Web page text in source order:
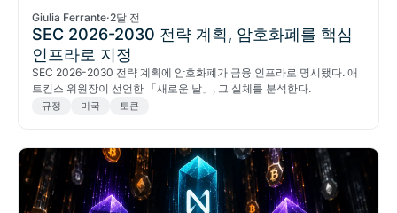
Giulia Ferrante·2달 전
SEC 2026-2030 전략 계획, 암호화폐를 핵심
인프라로 지정
SEC 2026-2030 전략 계획에 암호화폐가 금융 인프라로 명시됐다. 애
트킨스 위원장이 선언한 「새로운 날」, 그 실체를 분석한다.
규정 미국 토큰